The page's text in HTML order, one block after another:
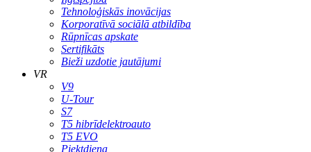
Tehnoloģiskās inovācijas
Korporatīvā sociālā atbildība
Rūpnīcas apskate
Sertifikāts
Bieži uzdotie jautājumi
VR
V9
U-Tour
S7
T5 hibrīdelektroauto
T5 EVO
Piektdiena